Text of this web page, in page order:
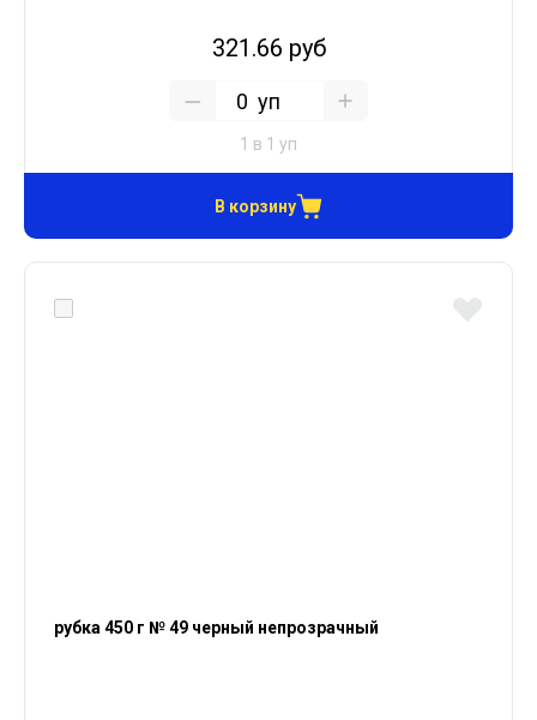
321.66 руб
уп
1 в 1 уп
В корзину
рубка 450 г № 49 черный непрозрачный